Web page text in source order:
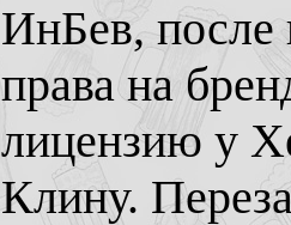
ИнБев, после
права на
лицензию у
Клину.